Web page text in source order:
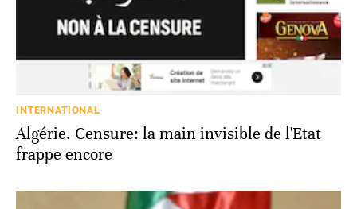
INTERNATIONAL
Algérie. Censure: la main invisible de l'Etat
frappe encore